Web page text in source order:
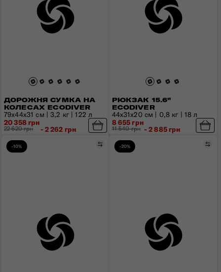
ДОРОЖНЯ СУМКА НА
КОЛЕСАХ ECODIVER
79x44x31 см | 3,2 кг | 122 л
20 358 грн
22 620 грн - 2 262 грн
РЮКЗАК 15.6"
ECODIVER
44x31x20 см | 0,8 кг | 18 л
8 655 грн
11 540 грн - 2 885 грн
-10% Порівняти
-20%